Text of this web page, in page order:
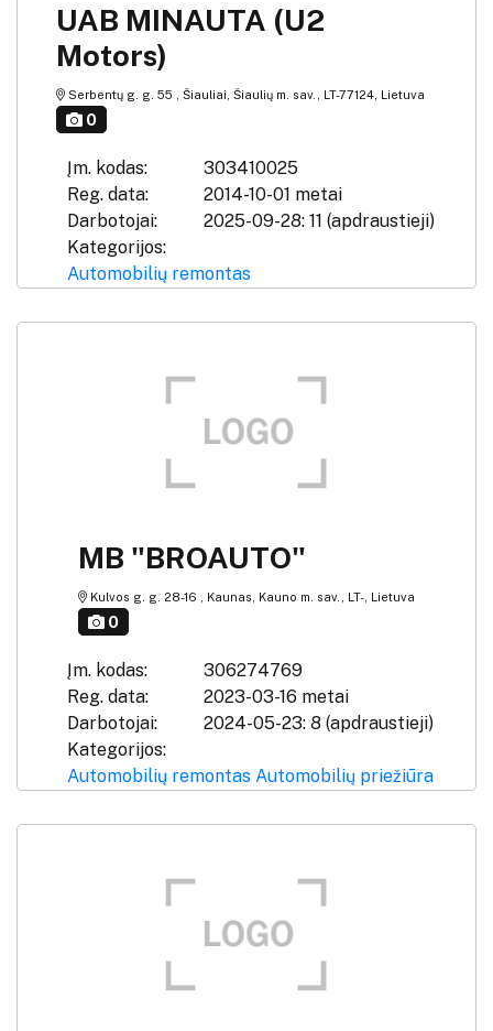
UAB MINAUTA (U2
Motors)
Serbentų g. g. 55 , Šiauliai, Šiaulių m. sav., LT-77124, Lietuva
0
Įm. kodas:
303410025
Reg. data:
2014-10-01 metai
Darbotojai:
2025-09-28: 11 (apdraustieji)
Kategorijos:
Automobilių remontas
MB "BROAUTO"
Kulvos g. g. 28-16 , Kaunas, Kauno m. sav., LT-, Lietuva
0
Įm. kodas:
306274769
Reg. data:
2023-03-16 metai
Darbotojai:
2024-05-23: 8 (apdraustieji)
Kategorijos:
Automobilių remontas Automobilių priežiūra